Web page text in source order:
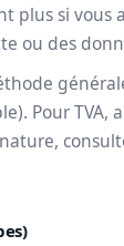
plus si vous
ou des
Pour TVA,